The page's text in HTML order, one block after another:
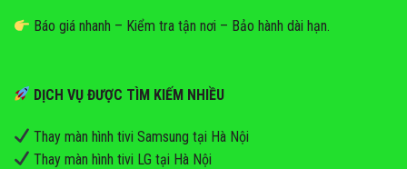
Báo giá nhanh – Kiểm tra tận nơi – Bảo hành dài hạn.
DỊCH VỤ ĐƯỢC TÌM KIẾM NHIỀU
Thay màn hình tivi Samsung tại Hà Nội
Thay màn hình tivi LG tại Hà Nội